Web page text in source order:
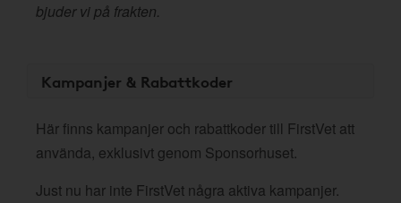
bjuder vi på frakten.
Kampanjer & Rabattkoder
Här finns kampanjer och rabattkoder till FirstVet att
använda, exklusivt genom Sponsorhuset.
Just nu har inte FirstVet några aktiva kampanjer.